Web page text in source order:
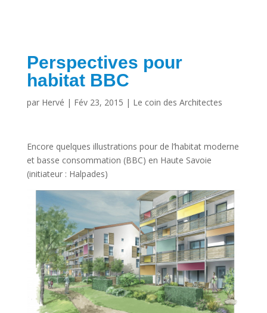
Perspectives pour
habitat BBC
par Hervé | Fév 23, 2015 | Le coin des Architectes
Encore quelques illustrations pour de l’habitat moderne
et basse consommation (BBC) en Haute Savoie
(initiateur : Halpades)